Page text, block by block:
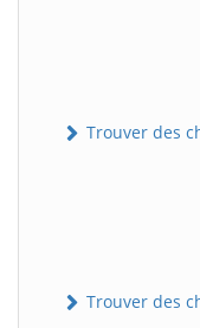
Trouver des
Trouver des